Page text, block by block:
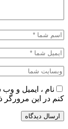
نام ، ایمیل و
کنم در این مرورگر